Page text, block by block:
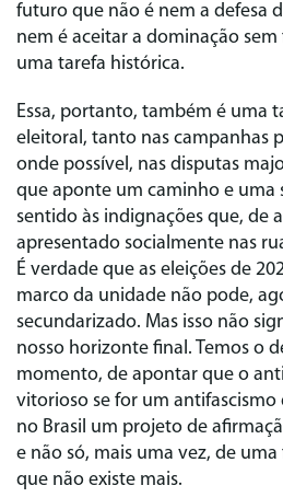
futuro que não é nem a defesa
nem é aceitar a dominação
uma tarefa histórica.
Essa, portanto, também é uma
eleitoral, tanto nas campanhas
onde possível, nas disputas
que aponte um caminho e uma
sentido às indignações que, de
apresentado socialmente nas
É verdade que as eleições de
marco da unidade não pode,
secundarizado. Mas isso não
nosso horizonte final. Temos o
momento, de apontar que o
vitorioso se for um antifascismo
no Brasil um projeto de
e não só, mais uma vez, de
que não existe mais.